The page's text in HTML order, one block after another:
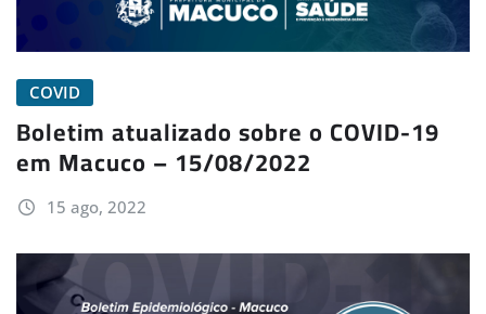
COVID
Boletim atualizado sobre o COVID-19
em Macuco – 15/08/2022
15 ago, 2022